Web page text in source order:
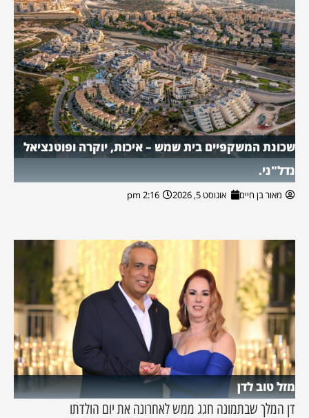
שכונת המשקפיים בית שמש – איכות, יוקרה ופוטנציאל
נדל"ני.
מאור בן חיים אוגוסט 5, 2026 2:16 pm
מזל טוב לדן
דן המלך שבתמונה חגג ממש לאחרונה את יום הולדתו